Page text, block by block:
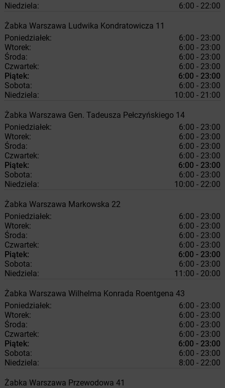
Niedziela:
6:00 - 22:00
Żabka Warszawa Ludwika Kondratowicza 11
Poniedziałek:
6:00 - 23:00
Wtorek:
6:00 - 23:00
Środa:
6:00 - 23:00
Czwartek:
6:00 - 23:00
Piątek:
6:00 - 23:00
Sobota:
6:00 - 23:00
Niedziela:
10:00 - 21:00
Żabka Warszawa Gen. Tadeusza Pełczyńskiego 14
Poniedziałek:
6:00 - 23:00
Wtorek:
6:00 - 23:00
Środa:
6:00 - 23:00
Czwartek:
6:00 - 23:00
Piątek:
6:00 - 23:00
Sobota:
6:00 - 23:00
Niedziela:
10:00 - 22:00
Żabka Warszawa Markowska 22
Poniedziałek:
6:00 - 23:00
Wtorek:
6:00 - 23:00
Środa:
6:00 - 23:00
Czwartek:
6:00 - 23:00
Piątek:
6:00 - 23:00
Sobota:
6:00 - 23:00
Niedziela:
11:00 - 20:00
Żabka Warszawa Wilhelma Konrada Roentgena 43
Poniedziałek:
6:00 - 23:00
Wtorek:
6:00 - 23:00
Środa:
6:00 - 23:00
Czwartek:
6:00 - 23:00
Piątek:
6:00 - 23:00
Sobota:
6:00 - 23:00
Niedziela:
8:00 - 22:00
Żabka Warszawa Przewodowa 41